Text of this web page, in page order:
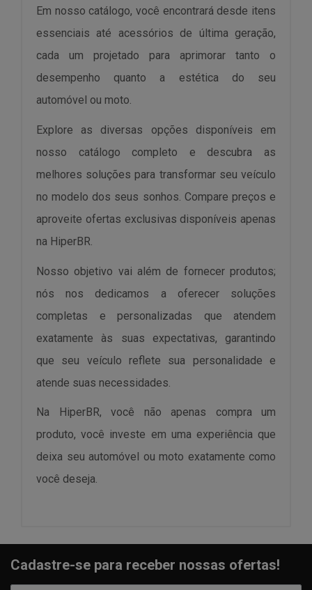
Em nosso catálogo, você encontrará desde itens
essenciais até acessórios de última geração,
cada um projetado para aprimorar tanto o
desempenho quanto a estética do seu
automóvel ou moto.
Explore as diversas opções disponíveis em
nosso catálogo completo e descubra as
melhores soluções para transformar seu veículo
no modelo dos seus sonhos. Compare preços e
aproveite ofertas exclusivas disponíveis apenas
na HiperBR.
Nosso objetivo vai além de fornecer produtos;
nós nos dedicamos a oferecer soluções
completas e personalizadas que atendem
exatamente às suas expectativas, garantindo
que seu veículo reflete sua personalidade e
atende suas necessidades.
Na HiperBR, você não apenas compra um
produto, você investe em uma experiência que
deixa seu automóvel ou moto exatamente como
você deseja.
Cadastre-se para receber nossas ofertas!